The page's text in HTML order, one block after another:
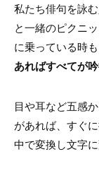
私たち俳句を詠
と一緒のピクニ
に乗っている時
あればすべてが
目や耳など五感
があれば、すぐ
中で変換し文字